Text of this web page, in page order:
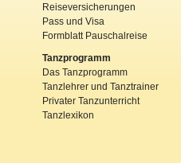
Reiseversicherungen
Pass und Visa
Formblatt Pauschalreise
Tanzprogramm
Das Tanzprogramm
Tanzlehrer und Tanztrainer
Privater Tanzunterricht
Tanzlexikon